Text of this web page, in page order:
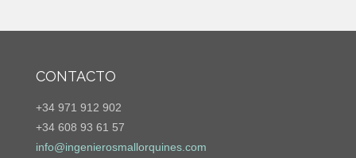
CONTACTO
+34 971 912 902
+34 608 93 61 57
info@ingenierosmallorquines.com